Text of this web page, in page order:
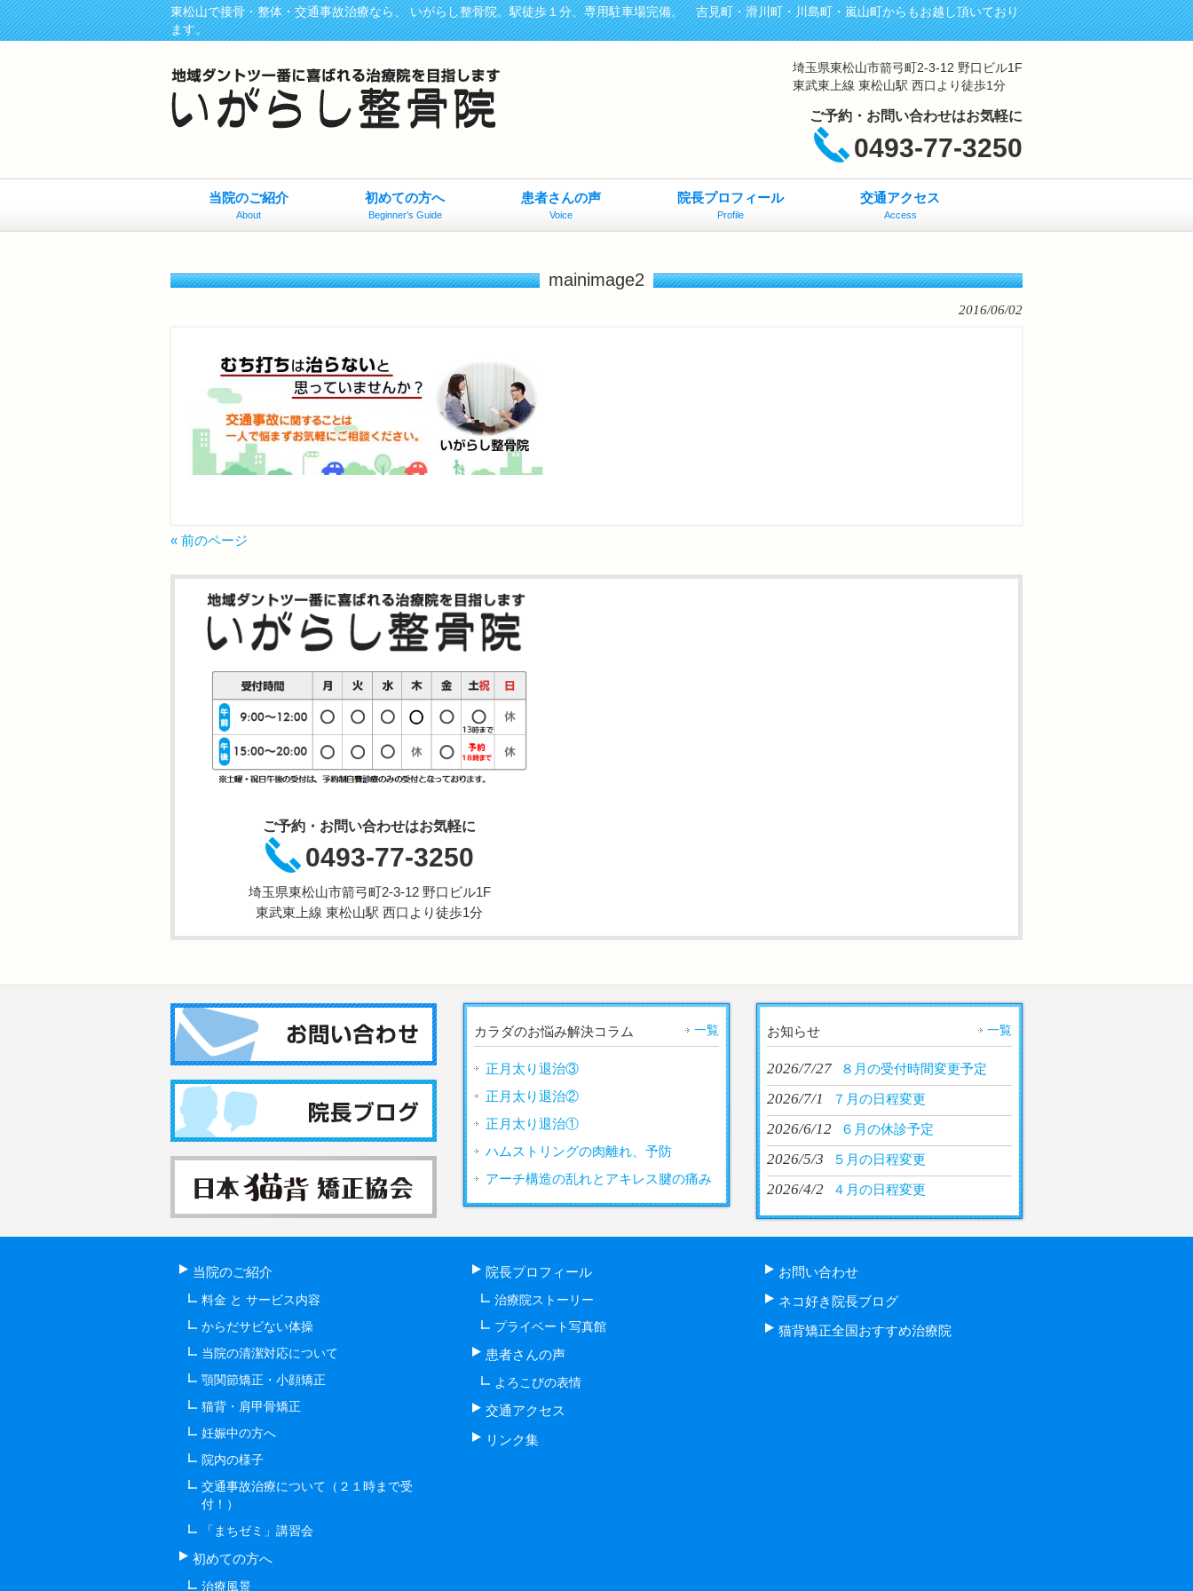
東松山で接骨・整体・交通事故治療なら、 いがらし整骨院。駅徒歩１分、専用駐車場完備。 吉見町・滑川町・川島町・嵐山町からもお越し頂いており
ます。
埼玉県東松山市箭弓町2-3-12 野口ビル1F
東武東上線 東松山駅 西口より徒歩1分
ご予約・お問い合わせはお気軽に
0493-77-3250
当院のご紹介
About
初めての方へ
Beginner’s Guide
患者さんの声
Voice
院長プロフィール
Profile
交通アクセス
Access
mainimage2
2016/06/02
« 前のページ
ご予約・お問い合わせはお気軽に
0493-77-3250
埼玉県東松山市箭弓町2-3-12 野口ビル1F
東武東上線 東松山駅 西口より徒歩1分
カラダのお悩み解決コラム 一覧
正月太り退治③
正月太り退治②
正月太り退治①
ハムストリングの肉離れ、予防
アーチ構造の乱れとアキレス腱の痛み
お知らせ 一覧
2026/7/27 ８月の受付時間変更予定
2026/7/1 ７月の日程変更
2026/6/12 ６月の休診予定
2026/5/3 ５月の日程変更
2026/4/2 ４月の日程変更
当院のご紹介
料金 と サービス内容
からだサビない体操
当院の清潔対応について
顎関節矯正・小顔矯正
猫背・肩甲骨矯正
妊娠中の方へ
院内の様子
交通事故治療について（２１時まで受
付！）
「まちゼミ」講習会
初めての方へ
治療風景
院長プロフィール
治療院ストーリー
プライベート写真館
患者さんの声
よろこびの表情
交通アクセス
リンク集
お問い合わせ
ネコ好き院長ブログ
猫背矯正全国おすすめ治療院